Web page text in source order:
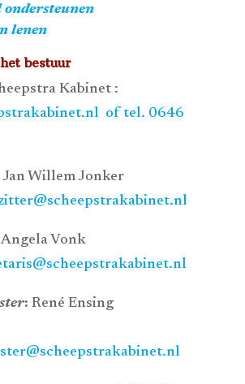
lenen
bestuur
Kabinet :
of tel. 0646
Jan Willem Jonker
Angela Vonk
: René Ensing